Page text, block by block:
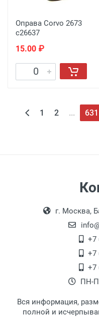
Оправа Corvo 2673
c26637
15.00 ₽
1 2 ... 631
г. Москва,
+7
+7
+7
ПН-
Вся информация,
полной и